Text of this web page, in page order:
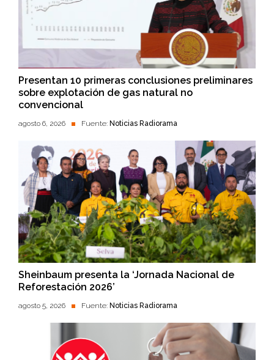
Presentan 10 primeras conclusiones preliminares
sobre explotación de gas natural no
convencional
agosto 6, 2026 Fuente: Noticias Radiorama
Sheinbaum presenta la ‘Jornada Nacional de
Reforestación 2026’
agosto 5, 2026 Fuente: Noticias Radiorama